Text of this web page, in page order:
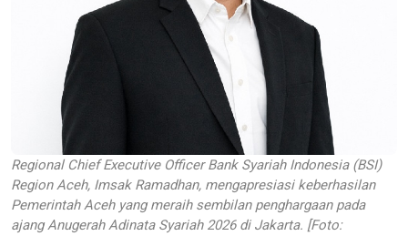
Regional Chief Executive Officer Bank Syariah Indonesia (BSI)
Region Aceh, Imsak Ramadhan, mengapresiasi keberhasilan
Pemerintah Aceh yang meraih sembilan penghargaan pada
ajang Anugerah Adinata Syariah 2026 di Jakarta. [Foto: